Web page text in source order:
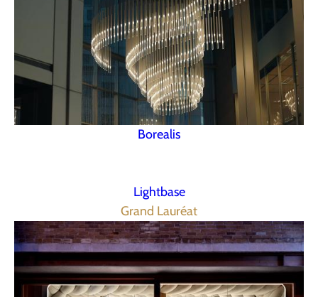
Borealis
Lightbase
Grand Lauréat